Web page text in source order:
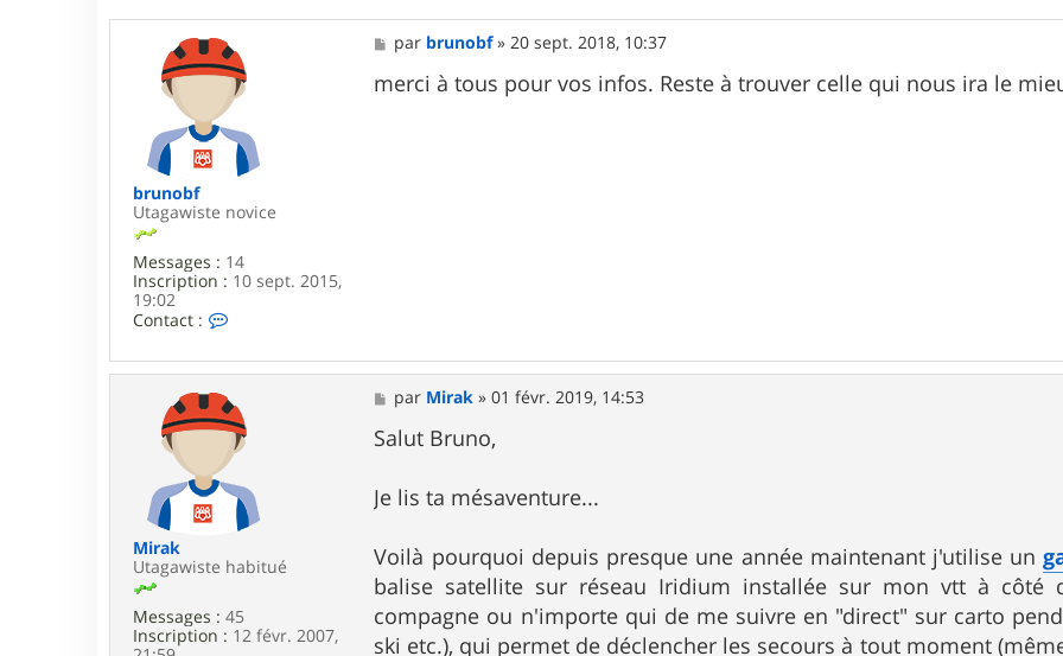
brunobf
Utagawiste novice
Messages : 14
Inscription : 10 sept. 2015,
19:02
Contact :
n
t
c
t
e
b
r
u
o
M
e
s
s
par brunobf»20 sept. 2018, 10:37
merci à tous pour vos infos. Reste à trouver celle qui nous ira le
Mirak
Utagawiste habitué
Messages : 45
Inscription : 12 févr. 2007,
M
e
s
s
g
e
par Mirak »01 févr. 2019, 14:53
Salut Bruno,
Je lis ta mésaventure...
Voilà pourquoi depuis presque une année maintenant j'utilise un
balise satellite sur réseau Iridium installée sur mon vtt à côté
compagne ou n'importe qui de me suivre en "direct" sur carto
ski etc.), qui permet de déclencher les secours à tout moment